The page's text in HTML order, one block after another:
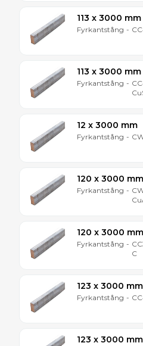
113 x 3000 mm
Fyrkantstång -
113 x 3000 mm
Fyrkantstång -
12 x 3000 mm
Fyrkantstång -
120 x 3000 mm
Fyrkantstång -
120 x 3000 mm
Fyrkantstång -
C
123 x 3000 mm
Fyrkantstång -
123 x 3000 mm